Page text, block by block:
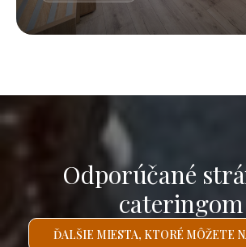
Odporúčané
cateringom
ĎALŠIE MIESTA, KTORÉ MÔŽETE